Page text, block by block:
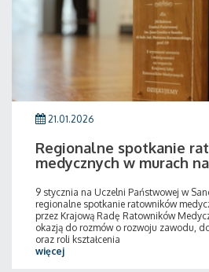
21.01.2026
Regionalne spotkanie
medycznych w murach
9 stycznia na Uczelni Państwowej w
regionalne spotkanie ratowników
przez Krajową Radę Ratowników
okazją do rozmów o rozwoju zawodu,
oraz roli kształcenia
więcej